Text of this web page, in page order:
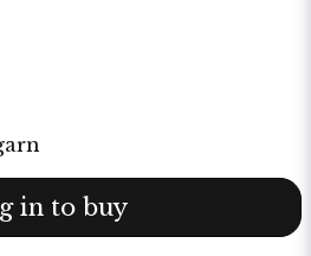
in to buy